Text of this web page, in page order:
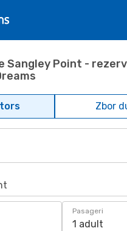
Sangley Point -
Zbor
Pasageri
1 adult